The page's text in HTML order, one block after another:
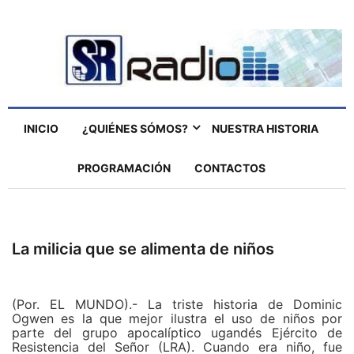
INICIO ¿QUIÉNES SÓMOS? NUESTRA HISTORIA
PROGRAMACIÓN CONTACTOS
La milicia que se alimenta de niños
(Por. EL MUNDO).- La triste historia de Dominic
Ogwen es la que mejor ilustra el uso de niños por
parte del grupo apocalíptico ugandés Ejército de
Resistencia del Señor (LRA). Cuando era niño, fue